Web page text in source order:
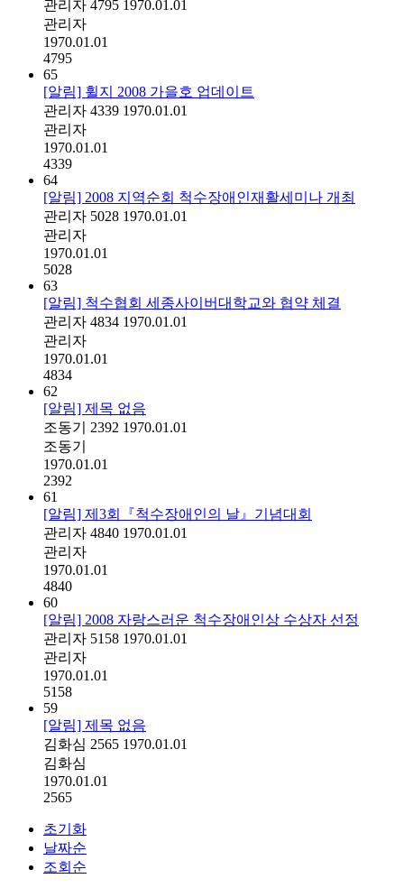
관리자 4795 1970.01.01
관리자
1970.01.01
4795
65
[알림] 휠지 2008 가을호 업데이트
관리자 4339 1970.01.01
관리자
1970.01.01
4339
64
[알림] 2008 지역순회 척수장애인재활세미나 개최
관리자 5028 1970.01.01
관리자
1970.01.01
5028
63
[알림] 척수협회 세종사이버대학교와 협약 체결
관리자 4834 1970.01.01
관리자
1970.01.01
4834
62
[알림] 제목 없음
조동기
2392 1970.01.01
조동기
1970.01.01
2392
61
[알림] 제3회『척수장애인의 날』기념대회
관리자 4840 1970.01.01
관리자
1970.01.01
4840
60
[알림] 2008 자랑스러운 척수장애인상 수상자 선정
관리자 5158 1970.01.01
관리자
1970.01.01
5158
59
[알림] 제목 없음
김화심 2565 1970.01.01
김화심
1970.01.01
2565
초기화
날짜순
조회순